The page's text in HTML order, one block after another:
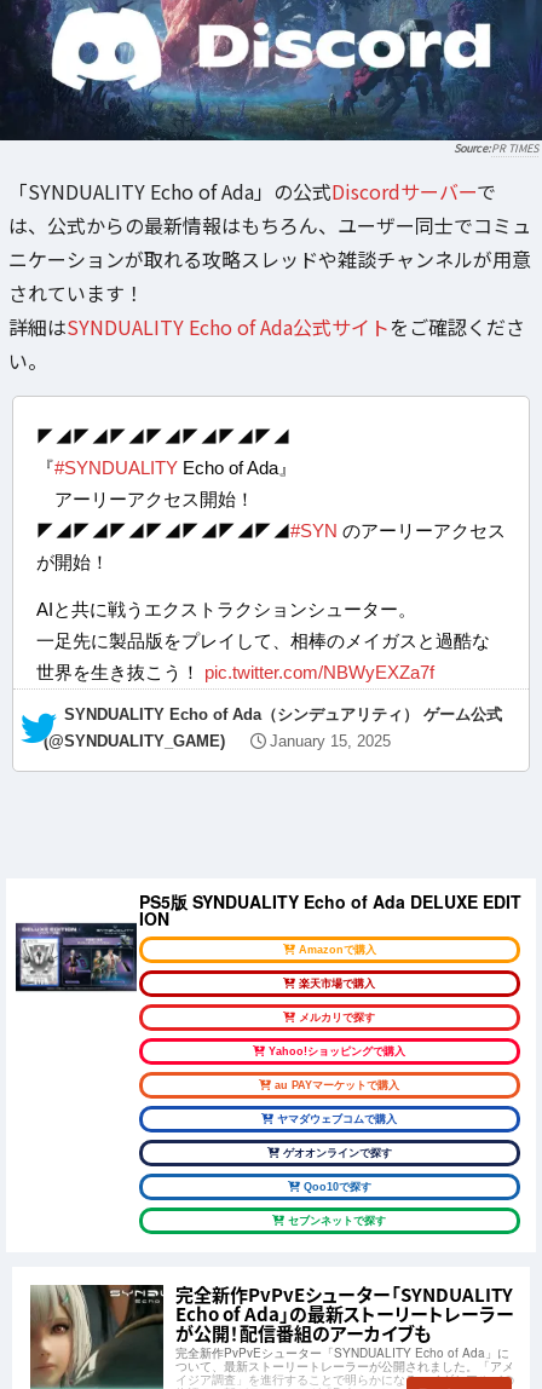
PR TIMES
「SYNDUALITY Echo of Ada」の公式Discordサーバーで
は、公式からの最新情報はもちろん、ユーザー同士でコミュ
ニケーションが取れる攻略スレッドや雑談チャンネルが用意
されています！
詳細はSYNDUALITY Echo of Ada公式サイトをご確認くださ
い。
◤◢◤◢◤◢◤◢◤◢◤◢◤◢
『#SYNDUALITY Echo of Ada』
アーリーアクセス開始！
◤◢◤◢◤◢◤◢◤◢◤◢◤◢#SYN のアーリーアクセス
が開始！
AIと共に戦うエクストラクションシューター。
一足先に製品版をプレイして、相棒のメイガスと過酷な
世界を生き抜こう！ pic.twitter.com/NBWyEXZa7f
— SYNDUALITY Echo of Ada（シンデュアリティ） ゲーム公式
(@SYNDUALITY_GAME)
January 15, 2025
PS5版 SYNDUALITY Echo of Ada DELUXE EDIT
ION
Amazonで購入
楽天市場で購入
メルカリで探す
Yahoo!ショッピングで購入
au PAYマーケットで購入
ヤマダウェブコムで購入
ゲオオンラインで探す
Qoo10で探す
セブンネットで探す
完全新作PvPvEシューター「SYNDUALITY
Echo of Ada」の最新ストーリートレーラー
が公開！配信番組のアーカイブも
完全新作PvPvEシューター「SYNDUALITY Echo of Ada」に
ついて、最新ストーリートレーラーが公開されました。「アメ
イジア調査」を進行することで明らかになるエイダとアルバの